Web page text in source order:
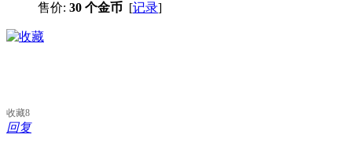
售价: 30 个金币 [记录]
收藏8
回复